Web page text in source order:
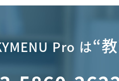
Pro は“